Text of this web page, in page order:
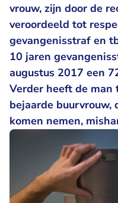
vrouw, zijn door de
veroordeeld tot
gevangenisstraf en
10 jaren
augustus 2017 een
Verder heeft de
bejaarde
komen nemen,